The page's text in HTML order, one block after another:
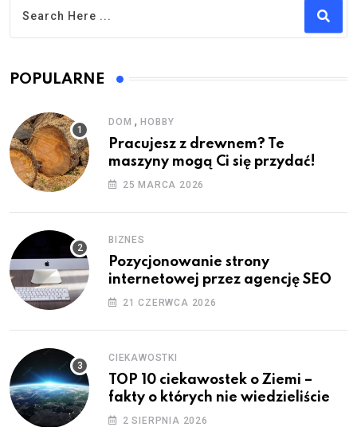
POPULARNE
DOM ,HOBBY
Pracujesz z drewnem? Te
maszyny mogą Ci się przydać!
25 MARCA 2026
BIZNES
Pozycjonowanie strony
internetowej przez agencję SEO
21 CZERWCA 2026
CIEKAWOSTKI
TOP 10 ciekawostek o Ziemi –
fakty o których nie wiedzieliście
2 SIERPNIA 2026